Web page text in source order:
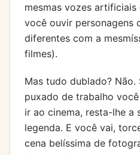
mesmas vozes
você ouvir personagens
diferentes com a
filmes).
Mas tudo dublado? Não.
puxado de trabalho
ir ao cinema, resta-lhe a
legenda. E você vai,
cena belíssima de